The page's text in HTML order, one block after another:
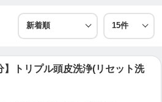
】トリプル頭皮洗浄(リセット洗